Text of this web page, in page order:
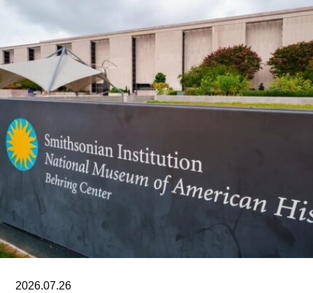
作为2028年悉尼双年展艺术总监，刘祺丰表示，他
计划在展览筹备阶段与澳大利亚原住民社群展开交
流。他在接受《艺术新闻》采访时表示：“原住民社
群对我策展实践的重要影响之一，在于他们让我思
考的时间跨度不再局限于双年展的三个月，而是将
视野扩展至数十万年的时间尺度。”
除了领导新加坡双年展外，刘祺丰还曾担任新加坡
艺术节艺术总监，以及香港西九龙文化区管理局戏
剧与表演艺术部主管。
2026.07.26